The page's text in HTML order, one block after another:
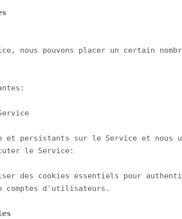
nous pouvons placer un certain
persistants sur le Service et nous
le Service:
des cookies essentiels pour